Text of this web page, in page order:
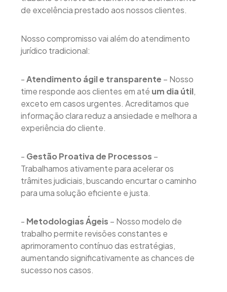
de excelência prestado aos nossos clientes.
Nosso compromisso vai além do atendimento
jurídico tradicional:
-Atendimento ágil e transparente – Nosso
time responde aos clientes em até um dia útil,
exceto em casos urgentes. Acreditamos que
informação clara reduz a ansiedade e melhora a
experiência do cliente.
- Gestão Proativa de Processos –
Trabalhamos ativamente para acelerar os
trâmites judiciais, buscando encurtar o caminho
para uma solução eficiente e justa.
- Metodologias Ágeis – Nosso modelo de
trabalho permite revisões constantes e
aprimoramento contínuo das estratégias,
aumentando significativamente as chances de
sucesso nos casos.